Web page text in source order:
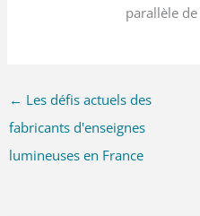
parallèle
← Les défis actuels des
fabricants d'enseignes
lumineuses en France